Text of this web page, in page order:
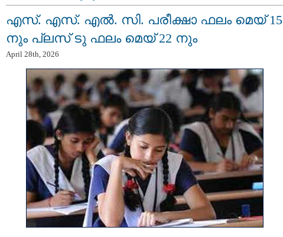
എസ്. എസ്. എല്‍. സി. പരീക്ഷാ ഫലം മെയ് 15
നും പ്ലസ് ടു ഫലം മെയ് 22 നും
April 28th, 2026